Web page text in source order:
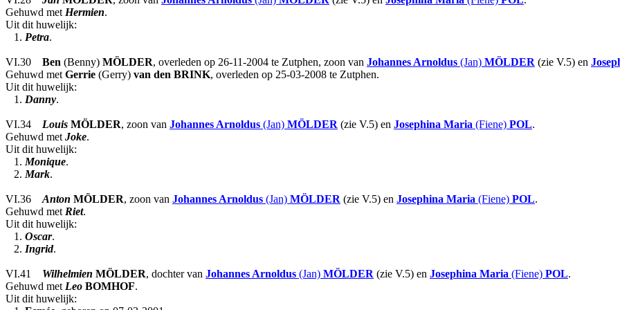
Gehuwd met Hermien.
Uit dit huwelijk:
1. Petra.
VI.30 Ben (Benny) MÖLDER, overleden op 26-11-2004 te Zutphen, zoon van Johannes Arnoldus (Jan) MÖLDER (zie V.5) en
Gehuwd met Gerrie (Gerry) van den BRINK, overleden op 25-03-2008 te Zutphen.
Uit dit huwelijk:
1. Danny.
VI.34 Louis MÖLDER, zoon van Johannes Arnoldus (Jan) MÖLDER (zie V.5) en Josephina Maria (Fiene) POL.
Gehuwd met Joke.
Uit dit huwelijk:
1. Monique.
2. Mark.
VI.36 Anton MÖLDER, zoon van Johannes Arnoldus (Jan) MÖLDER (zie V.5) en Josephina Maria (Fiene) POL.
Gehuwd met Riet.
Uit dit huwelijk:
1. Oscar.
2. Ingrid.
VI.41 Wilhelmien MÖLDER, dochter van Johannes Arnoldus (Jan) MÖLDER (zie V.5) en Josephina Maria (Fiene) POL.
Gehuwd met Leo BOMHOF.
Uit dit huwelijk: